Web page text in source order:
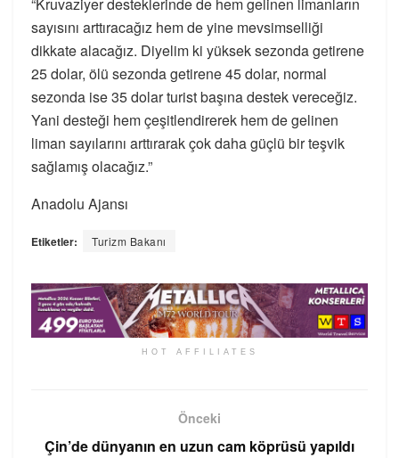
sayısını arttıracağız hem de yine mevsimselliği
dikkate alacağız. Diyelim ki yüksek sezonda getirene
25 dolar, ölü sezonda getirene 45 dolar, normal
sezonda ise 35 dolar turist başına destek vereceğiz.
Yani desteği hem çeşitlendirerek hem de gelinen
liman sayılarını arttırarak çok daha güçlü bir teşvik
sağlamış olacağız.”
Anadolu Ajansı
Etiketler: Turizm Bakanı
HOT AFFILIATES
Önceki
Çin’de dünyanın en uzun cam köprüsü yapıldı